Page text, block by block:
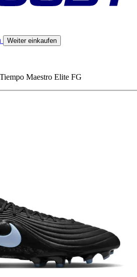
Weiter einkaufen
Maestro Elite FG